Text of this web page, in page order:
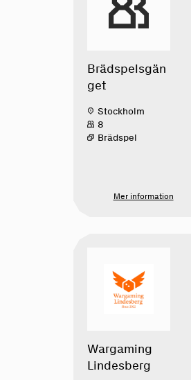
Brädspelsgän
get
Stockholm
8
Brädspel
Mer information
Wargaming
Lindesberg